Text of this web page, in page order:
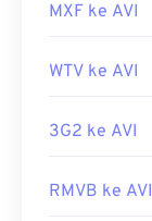
MXF ke AVI
WTV ke AVI
3G2 ke AVI
RMVB ke AVI